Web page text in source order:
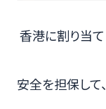
香港に割り当て
安全を担保して